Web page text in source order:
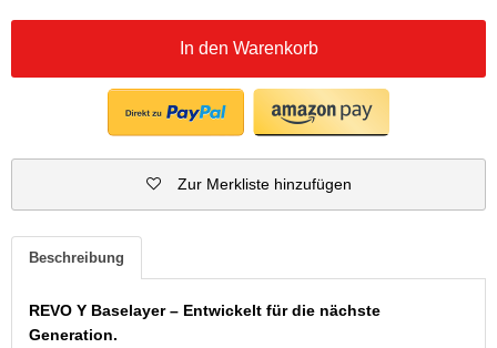
In den Warenkorb
Zur Merkliste hinzufügen
Beschreibung
REVO Y Baselayer – Entwickelt für die nächste
Generation.